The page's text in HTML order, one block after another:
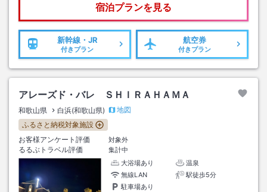
宿泊プランを見る
新幹線・JR
付きプラン
航空券
付きプラン
アレーズド・バレ ＳＨＩＲＡＨＡＭＡ
和歌山県 白浜(和歌山県)
地図
ふるさと納税対象施設
お客様アンケート評価
対象外
るるぶトラベル評価
集計中
大浴場あり
温泉
無線LAN
駅徒歩5分
駐車場あり